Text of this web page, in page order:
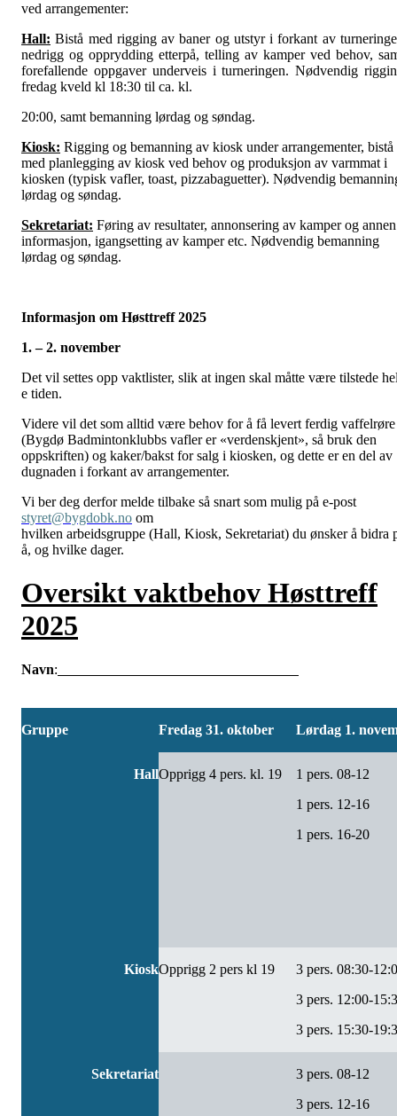
ved arrangementer:
Hall: Bistå med rigging av baner og utstyr i forkant av
nedrigg og opprydding etterpå, telling av kamper ved behov,
forefallende oppgaver underveis i turneringen. Nødvendig
fredag kveld kl 18:30 til ca. kl.
20:00, samt bemanning lørdag og søndag.
Kiosk: Rigging og bemanning av kiosk under arrangementer, bistå
med planlegging av kiosk ved behov og produksjon av varmmat i
kiosken (typisk vafler, toast, pizzabaguetter). Nødvendig
lørdag og søndag.
Sekretariat: Føring av resultater, annonsering av kamper og annen
informasjon, igangsetting av kamper etc. Nødvendig bemanning
lørdag og søndag.
Informasjon om Høsttreff 2025
1. – 2. november
Det vil settes opp vaktlister, slik at ingen skal måtte være tilstede
e tiden.
Videre vil det som alltid være behov for å få levert ferdig vaffelrøre
(Bygdø Badmintonklubbs vafler er «verdenskjent», så bruk den
oppskriften) og kaker/bakst for salg i kiosken, og dette er en del av
dugnaden i forkant av arrangementer.
Vi ber deg derfor melde tilbake så snart som mulig på e-post
styret@bygdobk.no om
hvilken arbeidsgruppe (Hall, Kiosk, Sekretariat) du ønsker å bidra
å, og hvilke dager.
Oversikt vaktbehov Høsttreff
2025
Navn:
Gruppe Fredag 31. oktober Lørdag 1.
HallOpprigg 4 pers. kl. 19
1 pers. 08-12
1 pers. 12-16
1 pers. 16-20
KioskOpprigg 2 pers kl 19
3 pers. 08:30-
3 pers. 12:00-
3 pers. 15:30-
Sekretariat
3 pers. 08-12
3 pers. 12-16